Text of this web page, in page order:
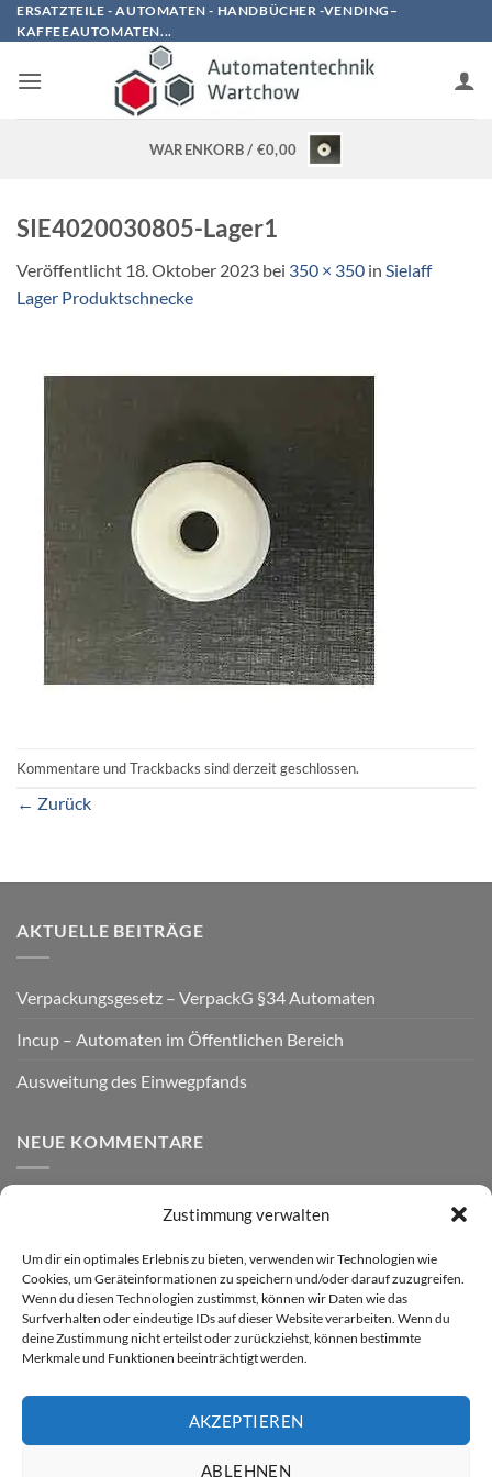
Zustimmung verwalten
Um dir ein optimales Erlebnis zu bieten, verwenden wir Technologien wie
Cookies, um Geräteinformationen zu speichern und/oder darauf zuzugreifen.
Wenn du diesen Technologien zustimmst, können wir Daten wie das
Surfverhalten oder eindeutige IDs auf dieser Website verarbeiten. Wenn du
deine Zustimmung nicht erteilst oder zurückziehst, können bestimmte
Merkmale und Funktionen beeinträchtigt werden.
AKZEPTIEREN
ABLEHNEN
Zum
Inhalt
ERSATZTEILE - AUTOMATEN - HANDBÜCHER -VENDING–
KAFFEEAUTOMATEN...
WARENKORB / €0,00
SIE4020030805-Lager1
Veröffentlicht 18. Oktober 2023 bei 350 × 350 in Sielaff
Lager Produktschnecke
Kommentare und Trackbacks sind derzeit geschlossen.
← Zurück
AKTUELLE BEITRÄGE
Verpackungsgesetz – VerpackG §34 Automaten
Incup – Automaten im Öffentlichen Bereich
Ausweitung des Einwegpfands
NEUE KOMMENTARE
PayPal MasterCard
DATENSCHUTZ WIDERRUF